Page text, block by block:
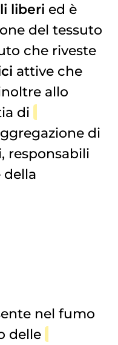
liberi ed è
del tessuto
che riveste
attive che
allo
di
di
responsabili
della
nel fumo
delle